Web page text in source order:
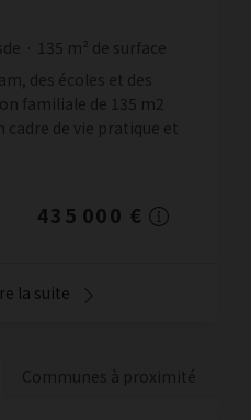
135 m² de surface
€ prix / m²
des écoles et des
familiale de 135 m2
cadre de vie pratique et
435 000 €
la suite
Communes à proximité